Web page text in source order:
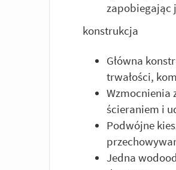
zapobiegając
konstrukcja
Główna
trwałości,
Wzmocnienia
ścieraniem i
Podwójne
Jedna